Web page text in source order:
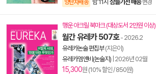
양탄자배송 밤 11시 잠들기전 배송 변경
행운 아크릴 북마크 (대상도서 2만원 이상)
월간 유레카 507호- 2026.2
유레카논술 편집부(지은이)
유레카엠앤비(논술지) 2026년 02월
15,300원 (10% 할인 / 850원)